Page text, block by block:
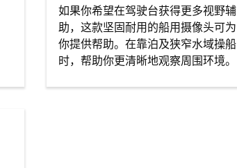
如果你希望在驾驶台获得更多视野辅
助，这款坚固耐用的船用摄像头可为
你提供帮助。在靠泊及狭窄水域操船
时，帮助你更清晰地观察周围环境。